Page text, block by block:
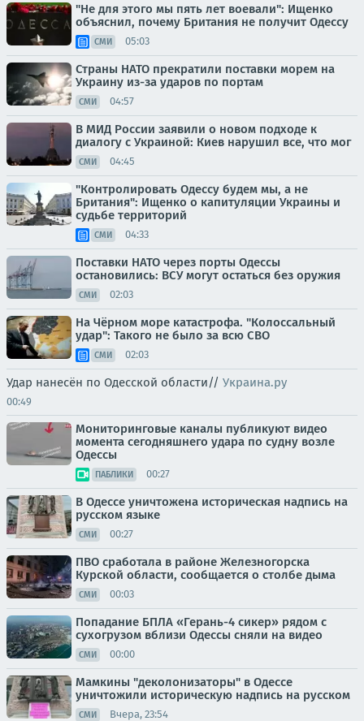
"Не для этого мы пять лет воевали": Ищенко
объяснил, почему Британия не получит Одессу
СМИ 05:03
Страны НАТО прекратили поставки морем на
Украину из-за ударов по портам
СМИ 04:57
В МИД России заявили о новом подходе к
диалогу с Украиной: Киев нарушил все, что мог
СМИ 04:45
"Контролировать Одессу будем мы, а не
Британия": Ищенко о капитуляции Украины и
судьбе территорий
СМИ 04:33
Поставки НАТО через порты Одессы
остановились: ВСУ могут остаться без оружия
СМИ 02:03
На Чёрном море катастрофа. "Колоссальный
удар": Такого не было за всю СВО
СМИ 02:03
Удар нанесён по Одесской области// Украина.ру
00:49
Мониторинговые каналы публикуют видео
момента сегодняшнего удара по судну возле
Одессы
ПАБЛИКИ 00:27
В Одессе уничтожена историческая надпись на
русском языке
СМИ 00:27
ПВО сработала в районе Железногорска
Курской области, сообщается о столбе дыма
СМИ 00:03
Попадание БПЛА «Герань-4 сикер» рядом с
сухогрузом вблизи Одессы сняли на видео
СМИ 00:00
Мамкины "деколонизаторы" в Одессе
уничтожили историческую надпись на русском
СМИ Вчера, 23:54